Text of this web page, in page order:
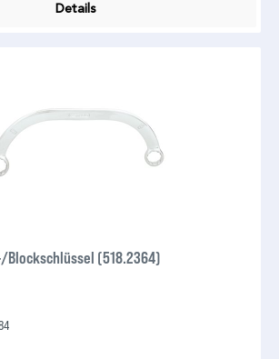
Details
Blockschlüssel (518.2364)